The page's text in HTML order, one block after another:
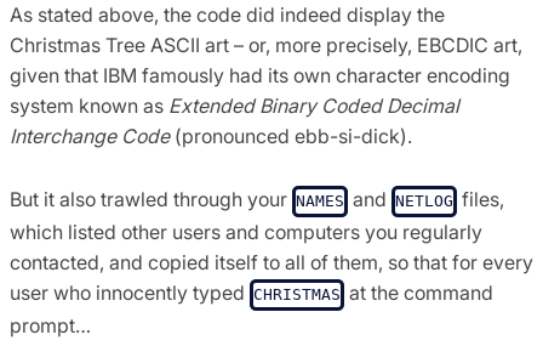
As stated above, the code did indeed display the
Christmas Tree ASCII art – or, more precisely, EBCDIC art,
given that IBM famously had its own character encoding
system known as Extended Binary Coded Decimal
Interchange Code(pronounced ebb-si-dick).
But it also trawled through your NAMES and NETLOG files,
which listed other users and computers you regularly
contacted, and copied itself to all of them, so that for every
user who innocently typed CHRISTMAS at the command
prompt…